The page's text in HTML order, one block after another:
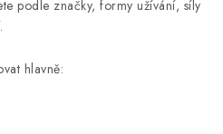
podle značky, formy užívání, síly
hlavně: